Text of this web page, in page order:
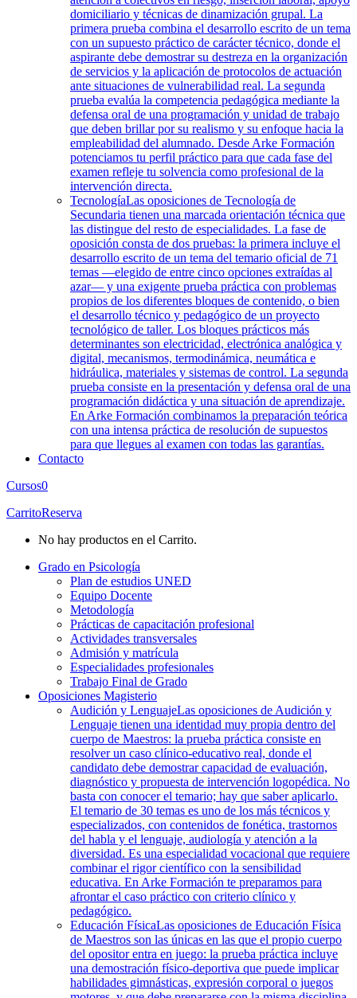
domiciliario y técnicas de dinamización grupal. La
primera prueba combina el desarrollo escrito de un tema
con un supuesto práctico de carácter técnico, donde el
aspirante debe demostrar su destreza en la organización
de servicios y la aplicación de protocolos de actuación
ante situaciones de vulnerabilidad real. La segunda
prueba evalúa la competencia pedagógica mediante la
defensa oral de una programación y unidad de trabajo
que deben brillar por su realismo y su enfoque hacia la
empleabilidad del alumnado. Desde Arke Formación
potenciamos tu perfil práctico para que cada fase del
examen refleje tu solvencia como profesional de la
intervención directa.
TecnologíaLas oposiciones de Tecnología de
Secundaria tienen una marcada orientación técnica que
las distingue del resto de especialidades. La fase de
oposición consta de dos pruebas: la primera incluye el
desarrollo escrito de un tema del temario oficial de 71
temas —elegido de entre cinco opciones extraídas al
azar— y una exigente prueba práctica con problemas
propios de los diferentes bloques de contenido, o bien
el desarrollo técnico y pedagógico de un proyecto
tecnológico de taller. Los bloques prácticos más
determinantes son electricidad, electrónica analógica y
digital, mecanismos, termodinámica, neumática e
hidráulica, materiales y sistemas de control. La segunda
prueba consiste en la presentación y defensa oral de una
programación didáctica y una situación de aprendizaje.
En Arke Formación combinamos la preparación teórica
con una intensa práctica de resolución de supuestos
para que llegues al examen con todas las garantías.
Contacto
Cursos0
CarritoReserva
No hay productos en el Carrito.
Grado en Psicología
Plan de estudios UNED
Equipo Docente
Metodología
Prácticas de capacitación profesional
Actividades transversales
Admisión y matrícula
Especialidades profesionales
Trabajo Final de Grado
Oposiciones Magisterio
Audición y LenguajeLas oposiciones de Audición y
Lenguaje tienen una identidad muy propia dentro del
cuerpo de Maestros: la prueba práctica consiste en
resolver un caso clínico-educativo real, donde el
candidato debe demostrar capacidad de evaluación,
diagnóstico y propuesta de intervención logopédica. No
basta con conocer el temario; hay que saber aplicarlo.
El temario de 30 temas es uno de los más técnicos y
especializados, con contenidos de fonética, trastornos
del habla y el lenguaje, audiología y atención a la
diversidad. Es una especialidad vocacional que requiere
combinar el rigor científico con la sensibilidad
educativa. En Arke Formación te preparamos para
afrontar el caso práctico con criterio clínico y
pedagógico.
Educación FísicaLas oposiciones de Educación Física
de Maestros son las únicas en las que el propio cuerpo
del opositor entra en juego: la prueba práctica incluye
una demostración físico-deportiva que puede implicar
habilidades gimnásticas, expresión corporal o juegos